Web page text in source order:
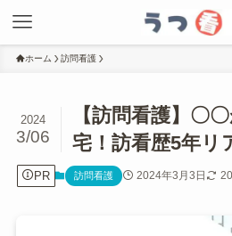
ホーム 訪問看護
【訪問看護】〇
宅！訪看歴5年リ
2024
3/06
PR 訪問看護 2024年3月3日